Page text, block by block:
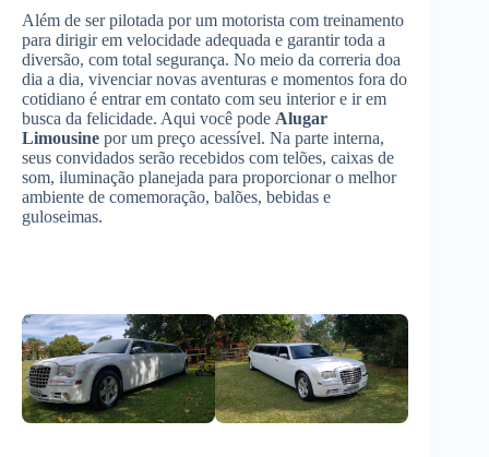
Além de ser pilotada por um motorista com treinamento
para dirigir em velocidade adequada e garantir toda a
diversão, com total segurança. No meio da correria doa
dia a dia, vivenciar novas aventuras e momentos fora do
cotidiano é entrar em contato com seu interior e ir em
busca da felicidade. Aqui você pode Alugar
Limousine por um preço acessível. Na parte interna,
seus convidados serão recebidos com telões, caixas de
som, iluminação planejada para proporcionar o melhor
ambiente de comemoração, balões, bebidas e
guloseimas.